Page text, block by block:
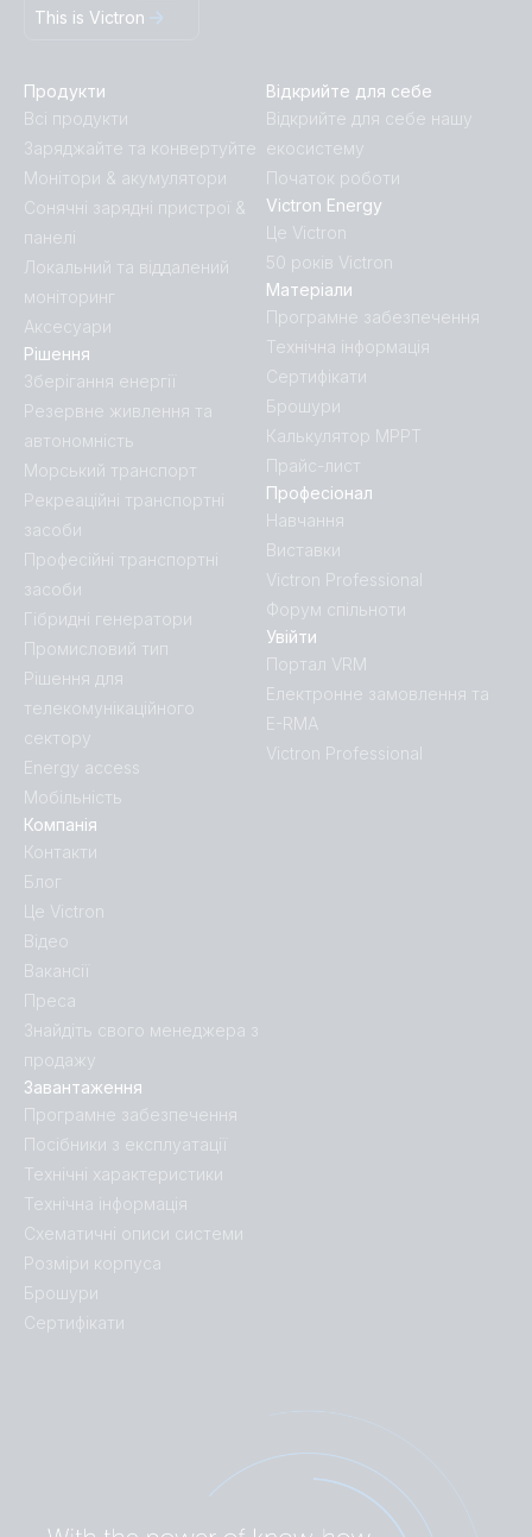
This is Victron
Продукти
Всі продукти
Заряджайте та конвертуйте
Монітори & акумулятори
Сонячні зарядні пристрої &
панелі
Локальний та віддалений
моніторинг
Аксесуари
Відкрийте для себе
Відкрийте для себе нашу
екосистему
Початок роботи
Victron Energy
Це Victron
50 років Victron
Завантаження
Програмне забезпечення
Посібники з експлуатації
Технічні характеристики
Технічна інформація
Схематичні описи системи
Розміри корпуса
Брошури
Сертифікати
Рішення
Зберігання енергії
Резервне живлення та
автономність
Морський транспорт
Рекреаційні транспортні
засоби
Професійні транспортні
засоби
Гібридні генератори
Промисловий тип
Рішення для
телекомунікаційного
сектору
Energy access
Мобільність
Компанія
Контакти
Блог
Це Victron
Відео
Вакансії
Преса
Знайдіть свого менеджера з
продажу
Матеріали
Програмне забезпечення
Технічна інформація
Сертифікати
Брошури
Калькулятор MPPT
Прайс-лист
Професіонал
Навчання
Виставки
Victron Professional
Форум спільноти
Увійти
Портал VRM
Електронне замовлення та
E-RMA
Victron Professional